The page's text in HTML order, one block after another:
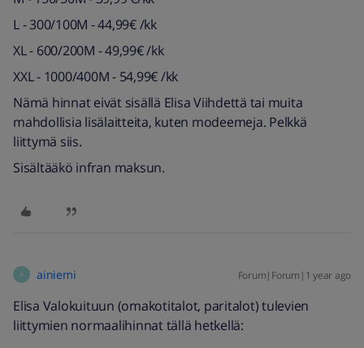
L - 300/100M - 44,99€ /kk
XL - 600/200M - 49,99€ /kk
XXL - 1000/400M - 54,99€ /kk
Nämä hinnat eivät sisällä Elisa Viihdettä tai muita
mahdollisia lisälaitteita, kuten modeemeja. Pelkkä
liittymä siis.
Sisältääkö infran maksun.
A ainiemi Forum|Forum|1 year ago
Elisa Valokuituun (omakotitalot, paritalot) tulevien
liittymien normaalihinnat tällä hetkellä: